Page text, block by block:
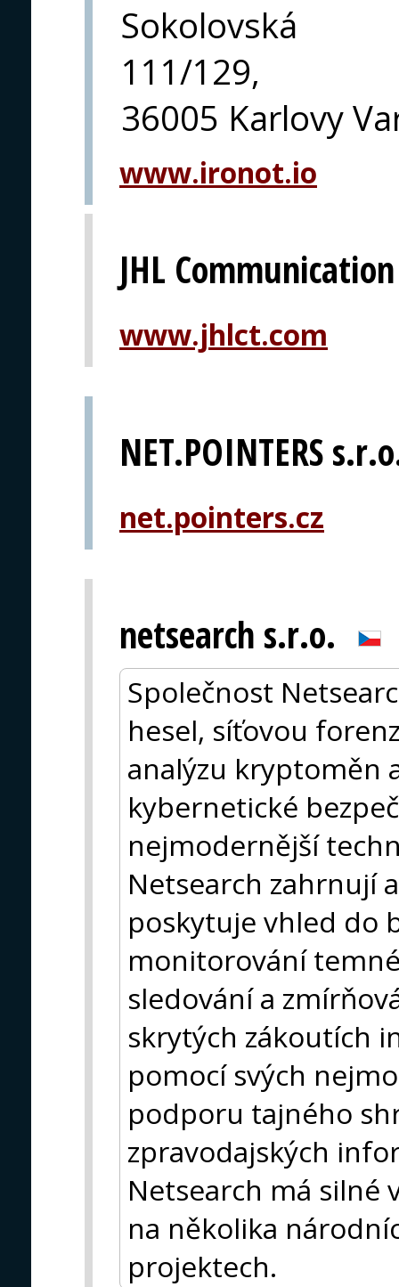
Sokolovská
111/129,
36005 Karlovy
www.ironot.io
JHL
www.jhlct.com
NET.POINTERS
net.pointers.cz
netsearch s.r.o.
Společnost
hesel, síťovou
analýzu kryptoměn
kybernetické
nejmodernější
Netsearch zahrnují
poskytuje vhled do
monitorování
sledování a
skrytých zákoutích
pomocí svých
podporu tajného
zpravodajských
Netsearch má silné
na několika
projektech.